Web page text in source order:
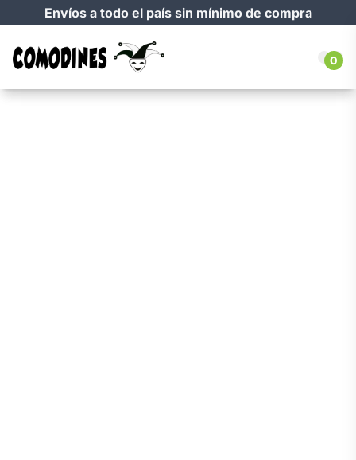
Envíos a todo el país sin mínimo de compra
0